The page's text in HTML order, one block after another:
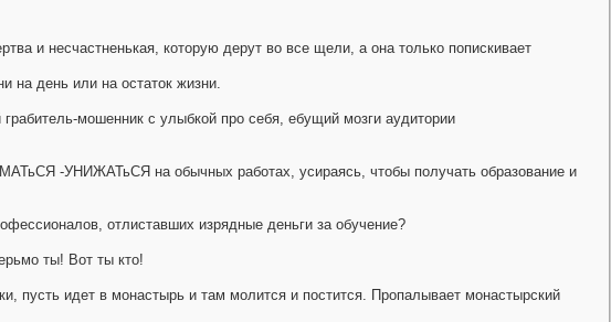
и несчастненькая, которую дерут во все щели, а она только попискивает
на день или на остаток жизни.
мошенник с улыбкой про себя, ебущий мозги аудитории
-УНИЖАТьСЯ на обычных работах, усираясь, чтобы получать образование и
отлиставших изрядные деньги за обучение?
ты! Вот ты кто!
пусть идет в монастырь и там молится и постится. Пропалывает монастырский